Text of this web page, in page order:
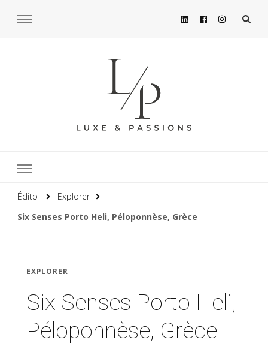
Édito
Explorer
Six Senses Porto Heli, Péloponnèse, Grèce
EXPLORER
Six Senses Porto Heli,
Péloponnèse, Grèce